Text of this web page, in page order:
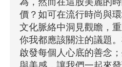
價？如可在流行時尚與
文化脈絡中洞見觀瞻，
你我都應該關注的議題
啟發每個人心底的善念